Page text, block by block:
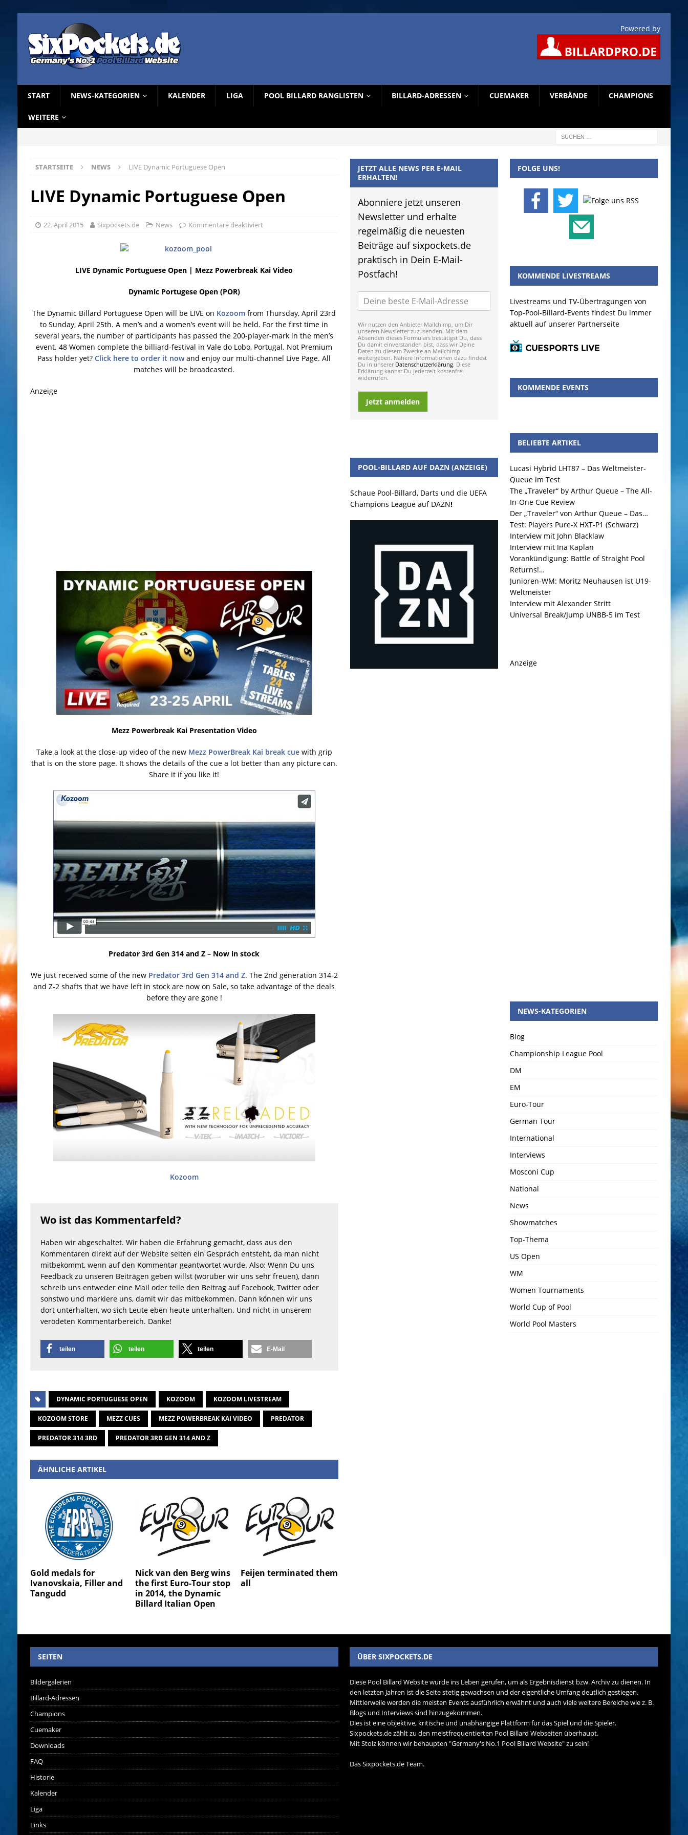
Powered by
START NEWS-KATEGORIEN KALENDER LIGA POOL BILLARD RANGLISTEN BILLARD-ADRESSEN CUEMAKER VERBÄNDE CHAMPIONS
WEITERE
STARTSEITE NEWS LIVE Dynamic Portuguese Open
LIVE Dynamic Portuguese Open
22. April 2015 Sixpockets.de News Kommentare deaktiviert
LIVE Dynamic Portuguese Open | Mezz Powerbreak Kai Video
Dynamic Portugese Open (POR)
The Dynamic Billard Portuguese Open will be LIVE on Kozoom from Thursday, April 23rd
to Sunday, April 25th. A men’s and a women’s event will be held. For the first time in
several years, the number of participants has passed the 200-player-mark in the men’s
event. 48 Women complete the billiard-festival in Vale do Lobo, Portugal. Not Premium
Pass holder yet?Click here to order it nowand enjoy our multi-channel Live Page. All
matches will be broadcasted.
Anzeige
Mezz Powerbreak Kai Presentation Video
Take a look at the close-up video of the new Mezz PowerBreak Kai break cuewith grip
that is on the store page. It shows the details of the cue a lot better than any picture can.
Share it if you like it!
Predator 3rd Gen 314 and Z – Now in stock
We just received some of the new Predator 3rd Gen 314 and Z. The 2nd generation 314-2
and Z-2 shafts that we have left in stock are now on Sale, so take advantage of the deals
before they are gone !
Kozoom
Wo ist das Kommentarfeld?
Haben wir abgeschaltet. Wir haben die Erfahrung gemacht, dass aus den
Kommentaren direkt auf der Website selten ein Gespräch entsteht, da man nicht
mitbekommt, wenn auf den Kommentar geantwortet wurde. Also: Wenn Du uns
Feedback zu unseren Beiträgen geben willst (worüber wir uns sehr freuen), dann
schreib uns entweder eine Mail oder teile den Beitrag auf Facebook, Twitter oder
sonstwo und markiere uns, damit wir das mitbekommen. Dann können wir uns
dort unterhalten, wo sich Leute eben heute unterhalten. Und nicht in unserem
verödeten Kommentarbereich. Danke!
teilen teilen teilen E-Mail
DYNAMIC PORTUGUESE OPEN KOZOOM KOZOOM LIVESTREAM
KOZOOM STORE MEZZ CUES MEZZ POWERBREAK KAI VIDEO PREDATOR
PREDATOR 314 3RD PREDATOR 3RD GEN 314 AND Z
ÄHNLICHE ARTIKEL
Gold medals for
Ivanovskaia, Filler and
Tangudd
Nick van den Berg wins
the first Euro-Tour stop
in 2014, the Dynamic
Billard Italian Open
Feijen terminated them
all
JETZT ALLE NEWS PER E-MAIL
ERHALTEN!
Abonniere jetzt unseren
Newsletter und erhalte
regelmäßig die neuesten
Beiträge auf sixpockets.de
praktisch in Dein E-Mail-
Postfach!
Wir nutzen den Anbieter Mailchimp, um Dir
unseren Newsletter zuzusenden. Mit dem
Absenden dieses Formulars bestätigst Du, dass
Du damit einverstanden bist, dass wir Deine
Daten zu diesem Zwecke an Mailchimp
weitergeben. Nähere Informationen dazu findest
Du in unserer Datenschutzerklärung. Diese
Erklärung kannst Du jederzeit kostenfrei
widerrufen.
Jetzt anmelden
POOL-BILLARD AUF DAZN (ANZEIGE)
Schaue Pool-Billard, Darts und die UEFA
Champions League auf DAZN!
FOLGE UNS!
KOMMENDE LIVESTREAMS
Livestreams und TV-Übertragungen von
Top-Pool-Billard-Events findest Du immer
aktuell auf unserer Partnerseite
KOMMENDE EVENTS
BELIEBTE ARTIKEL
Lucasi Hybrid LHT87 – Das Weltmeister-
Queue im Test
The „Traveler“ by Arthur Queue – The All-
In-One Cue Review
Der „Traveler“ von Arthur Queue – Das…
Test: Players Pure-X HXT-P1 (Schwarz)
Interview mit John Blacklaw
Interview mit Ina Kaplan
Vorankündigung: Battle of Straight Pool
Returns!…
Junioren-WM: Moritz Neuhausen ist U19-
Weltmeister
Interview mit Alexander Stritt
Universal Break/Jump UNBB-5 im Test
Anzeige
NEWS-KATEGORIEN
Blog
Championship League Pool
DM
EM
Euro-Tour
German Tour
International
Interviews
Mosconi Cup
National
News
Showmatches
Top-Thema
US Open
WM
Women Tournaments
World Cup of Pool
World Pool Masters
SEITEN
Bildergalerien
Billard-Adressen
Champions
Cuemaker
Downloads
FAQ
Historie
Kalender
Liga
Links
ÜBER SIXPOCKETS.DE
Diese Pool Billard Website wurde ins Leben gerufen, um als Ergebnisdienst bzw. Archiv zu dienen. In
den letzten Jahren ist die Seite stetig gewachsen und der eigentliche Umfang deutlich gestiegen.
Mittlerweile werden die meisten Events ausführlich erwähnt und auch viele weitere Bereiche wie z. B.
Blogs und Interviews sind hinzugekommen.
Dies ist eine objektive, kritische und unabhängige Plattform für das Spiel und die Spieler.
Sixpockets.de zählt zu den meistfrequentierten Pool Billard Webseiten überhaupt.
Mit Stolz können wir behaupten "Germany's No.1 Pool Billard Website" zu sein!
Das Sixpockets.de Team.